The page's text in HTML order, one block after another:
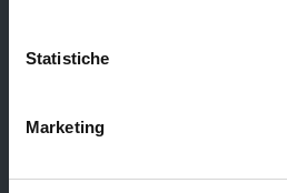
Statistiche
Marketing
sanitario e sociale (PUA)
Sanità Pubblica